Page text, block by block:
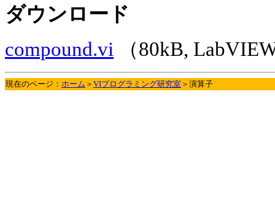
ダウンロード
compound.vi （80kB,
現在のページ： ホーム ＞ VIプログラミング研究室 ＞演算子